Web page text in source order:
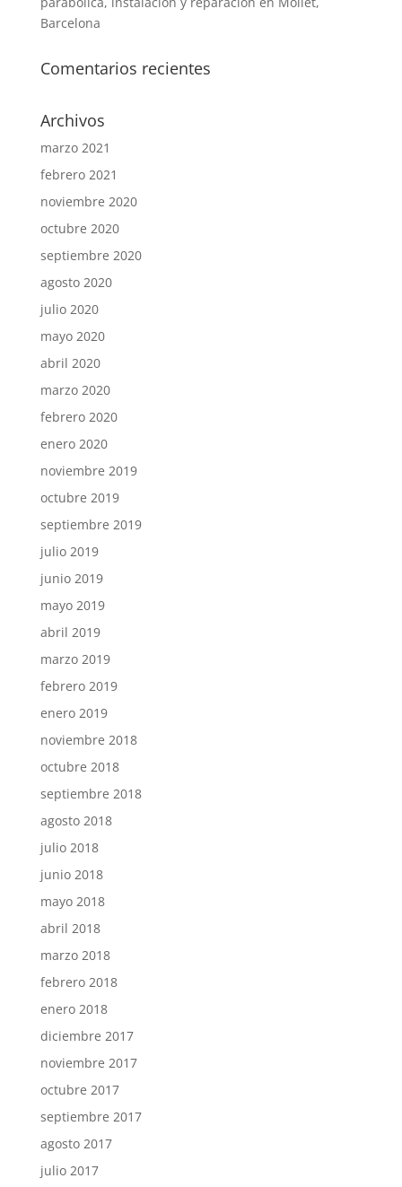
Barcelona
Comentarios recientes
Archivos
marzo 2021
febrero 2021
noviembre 2020
octubre 2020
septiembre 2020
agosto 2020
julio 2020
mayo 2020
abril 2020
marzo 2020
febrero 2020
enero 2020
noviembre 2019
octubre 2019
septiembre 2019
julio 2019
junio 2019
mayo 2019
abril 2019
marzo 2019
febrero 2019
enero 2019
noviembre 2018
octubre 2018
septiembre 2018
agosto 2018
julio 2018
junio 2018
mayo 2018
abril 2018
marzo 2018
febrero 2018
enero 2018
diciembre 2017
noviembre 2017
octubre 2017
septiembre 2017
agosto 2017
julio 2017